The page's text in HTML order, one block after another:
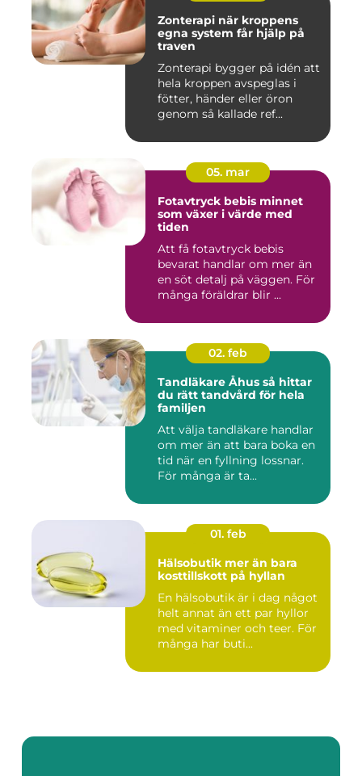
Zonterapi när kroppens
egna system får hjälp på
traven
Zonterapi bygger på idén att
hela kroppen avspeglas i
fötter, händer eller öron
genom så kallade ref...
05. mar
Fotavtryck bebis minnet
som växer i värde med
tiden
Att få fotavtryck bebis
bevarat handlar om mer än
en söt detalj på väggen. För
många föräldrar blir ...
02. feb
Tandläkare Åhus så hittar
du rätt tandvård för hela
familjen
Att välja tandläkare handlar
om mer än att bara boka en
tid när en fyllning lossnar.
För många är ta...
01. feb
Hälsobutik mer än bara
kosttillskott på hyllan
En hälsobutik är i dag något
helt annat än ett par hyllor
med vitaminer och teer. För
många har buti...